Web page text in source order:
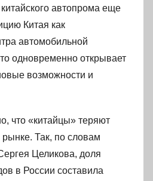
автопрома еще
Китая как
автомобильной
одновременно открывает
возможности и
что «китайцы» теряют
Так, по словам
Целикова, доля
в России составила